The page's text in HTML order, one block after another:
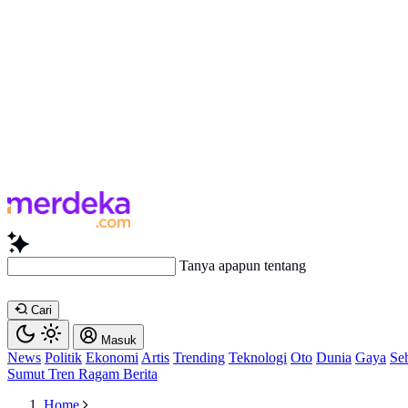
B
Cari
Masuk
News Politik Ekonomi Artis Trending Teknologi Oto Dunia Gaya
Sumut Tren Ragam Berita
Home